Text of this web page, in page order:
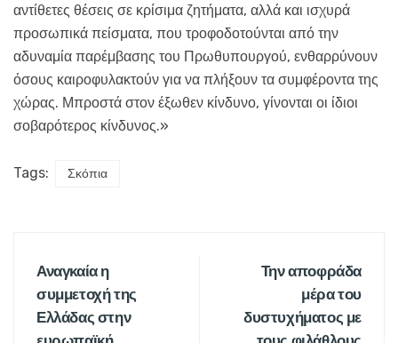
αντίθετες θέσεις σε κρίσιμα ζητήματα, αλλά και ισχυρά
προσωπικά πείσματα, που τροφοδοτούνται από την
αδυναμία παρέμβασης του Πρωθυπουργού, ενθαρρύνουν
όσους καιροφυλακτούν για να πλήξουν τα συμφέροντα της
χώρας. Μπροστά στον έξωθεν κίνδυνο, γίνονται οι ίδιοι
σοβαρότερος κίνδυνος.»
Tags: Σκόπια
Αναγκαία η
συμμετοχή της
Ελλάδας στην
Την αποφράδα
μέρα του
δυστυχήματος με